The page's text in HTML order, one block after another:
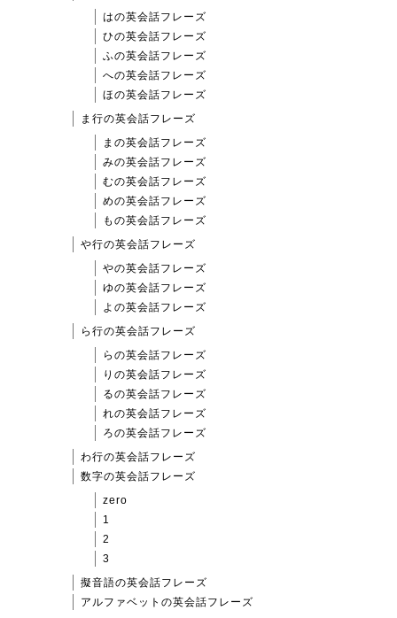
はの英会話フレーズ
ひの英会話フレーズ
ふの英会話フレーズ
への英会話フレーズ
ほの英会話フレーズ
ま行の英会話フレーズ
まの英会話フレーズ
みの英会話フレーズ
むの英会話フレーズ
めの英会話フレーズ
もの英会話フレーズ
や行の英会話フレーズ
やの英会話フレーズ
ゆの英会話フレーズ
よの英会話フレーズ
ら行の英会話フレーズ
らの英会話フレーズ
りの英会話フレーズ
るの英会話フレーズ
れの英会話フレーズ
ろの英会話フレーズ
わ行の英会話フレーズ
数字の英会話フレーズ
zero
1
2
3
擬音語の英会話フレーズ
アルファベットの英会話フレーズ